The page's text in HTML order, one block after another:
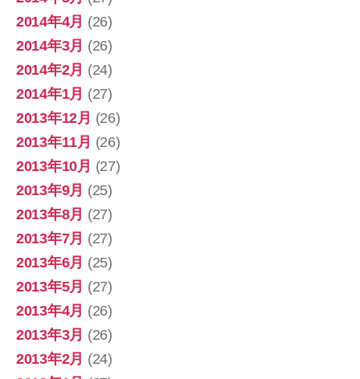
2014年4月 (26)
2014年3月 (26)
2014年2月 (24)
2014年1月 (27)
2013年12月 (26)
2013年11月 (26)
2013年10月 (27)
2013年9月 (25)
2013年8月 (27)
2013年7月 (27)
2013年6月 (25)
2013年5月 (27)
2013年4月 (26)
2013年3月 (26)
2013年2月 (24)